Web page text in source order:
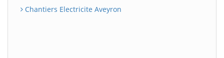
Chantiers Electricite Aveyron